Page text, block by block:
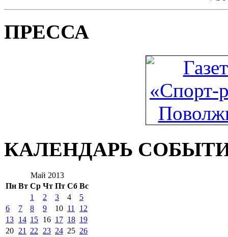
ПРЕССА
КАЛЕНДАРЬ
Май 2013
Пн Вт Ср Чт Пт Сб Вс
1 2 3 4
5
6
7 8 9 10 11
12
13 14 15 16 17 18 19
20 21 22 23 24 25 26